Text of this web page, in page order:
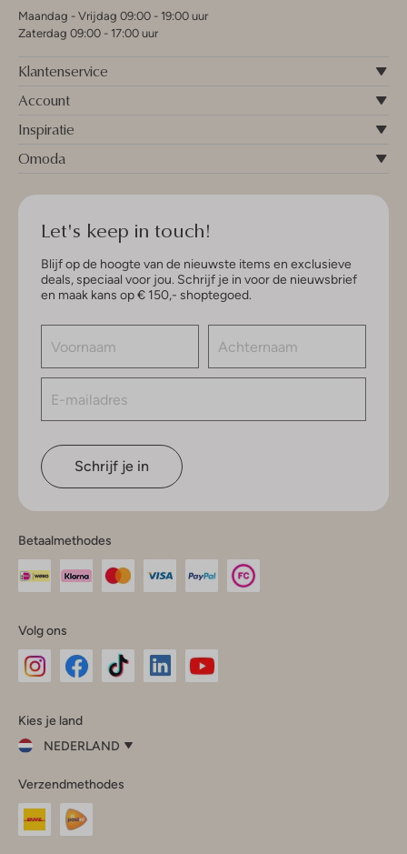
Maandag - Vrijdag 09:00 - 19:00 uur
Zaterdag 09:00 - 17:00 uur
Klantenservice
Account
Inspiratie
Omoda
Let's keep in touch!
Blijf op de hoogte van de nieuwste items en exclusieve
deals, speciaal voor jou. Schrijf je in voor de nieuwsbrief
en maak kans op € 150,- shoptegoed.
Schrijf je in
Betaalmethodes
Volg ons
InstagramFacebook
Kies je land
NEDERLAND
je
land
Nederland
Verzendmethodes